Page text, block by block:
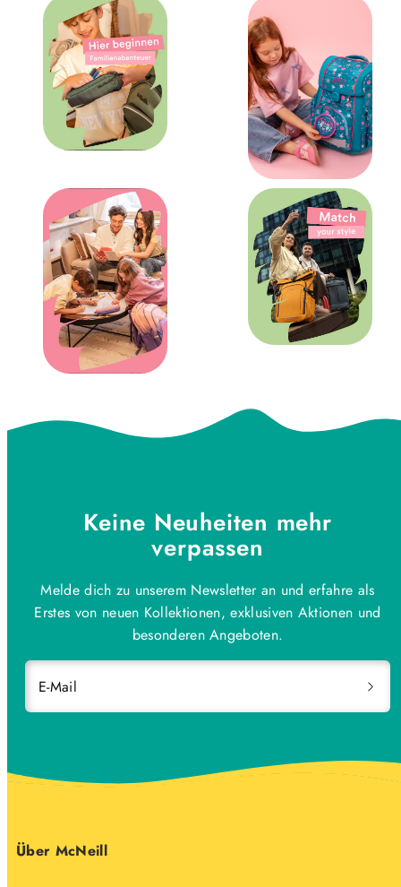
Keine Neuheiten mehr
verpassen
Melde dich zu unserem Newsletter an und erfahre als
Erstes von neuen Kollektionen, exklusiven Aktionen und
besonderen Angeboten.
E-Mail
Über McNeill